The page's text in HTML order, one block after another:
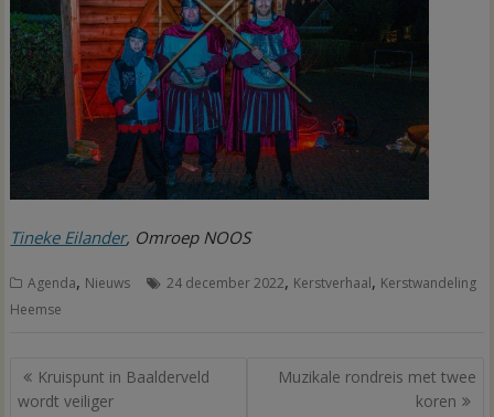
Tineke Eilander, Omroep NOOS
Agenda, Nieuws 24 december 2022, Kerstverhaal, Kerstwandeling
Heemse
Bericht
navigatie
Kruispunt in Baalderveld
wordt veiliger
Muzikale rondreis met twee
koren